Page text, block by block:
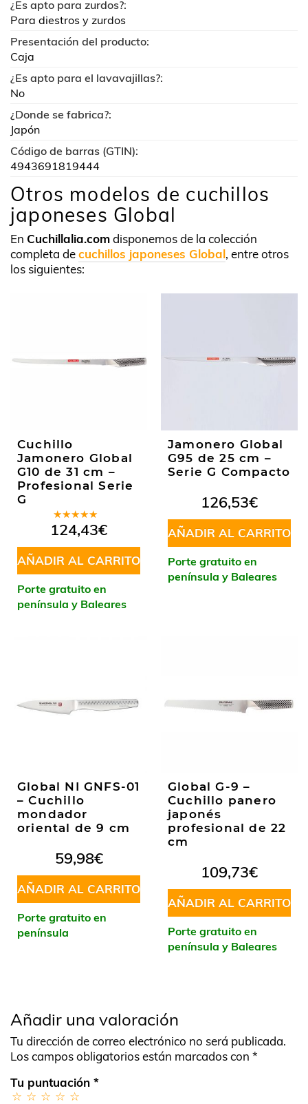
¿Es apto para zurdos?:
Para diestros y zurdos
Presentación del producto:
Caja
¿Es apto para el lavavajillas?:
No
¿Donde se fabrica?:
Japón
Código de barras (GTIN):
4943691819444
Otros modelos de cuchillos
japoneses Global
En Cuchillalia.comdisponemos de la colección
completa decuchillos japoneses Global, entre otros
los siguientes:
Cuchillo
Jamonero Global
G10 de 31 cm –
Profesional Serie
G
Valorado
en5.00de
5
124,43€
AÑADIR AL CARRITO
Porte gratuito en
península y Baleares
Jamonero Global
G95 de 25 cm –
Serie G Compacto
126,53€
AÑADIR AL CARRITO
Porte gratuito en
península y Baleares
Global NI GNFS-01
– Cuchillo
mondador
oriental de 9 cm
59,98€
AÑADIR AL CARRITO
Porte gratuito en
península
Global G-9 –
Cuchillo panero
japonés
profesional de 22
cm
109,73€
AÑADIR AL CARRITO
Porte gratuito en
península y Baleares
Añadir una valoración
Tu dirección de correo electrónico no será publicada.
Los campos obligatorios están marcados con *
Tu puntuación *